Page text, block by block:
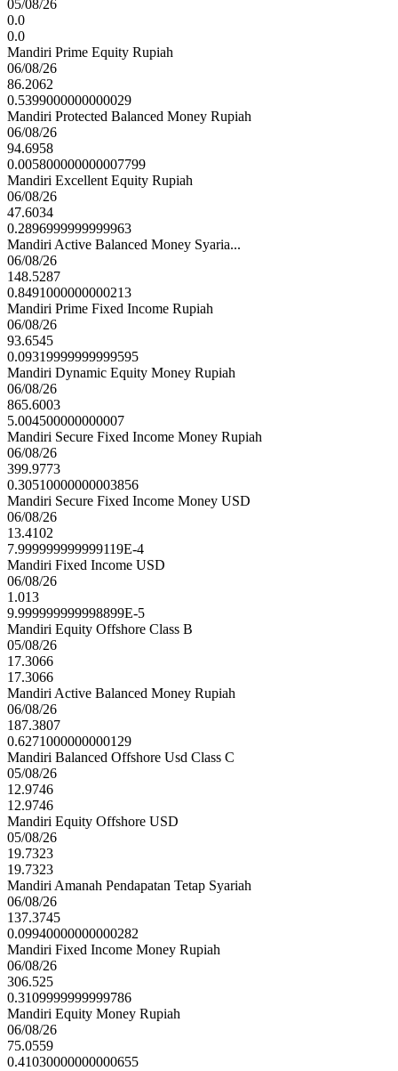
Investortrust
Infobank 25th Insurance Awards - The Excellence
Performace life Insurance Company
Infobank 25th Insurance Awards - The Excellence
Perfomance Life Insurance Company Gross
Infobank
premium IDR 5 Trilion
Infobank
Indonesia Top Digital PR Awards 2024
SWA
- Life Insurance
Indonesia Customer Service Quality Award 2024
Humanesourceonline.net
HR Excellence Awards 2024 - Retention Strategy
7 Most Popular Brand - Keuangan Asuransi Jiwa
05/08/26
0.0
0.0
Mandiri Prime Equity Rupiah
06/08/26
86.2062
0.5399000000000029
Mandiri Protected Balanced Money Rupiah
06/08/26
94.6958
0.005800000000007799
Mandiri Excellent Equity Rupiah
06/08/26
47.6034
0.2896999999999963
Mandiri Active Balanced Money Syaria...
06/08/26
148.5287
0.8491000000000213
Mandiri Prime Fixed Income Rupiah
06/08/26
93.6545
0.09319999999999595
Mandiri Dynamic Equity Money Rupiah
06/08/26
865.6003
5.004500000000007
Mandiri Secure Fixed Income Money Rupiah
06/08/26
399.9773
0.30510000000003856
Mandiri Secure Fixed Income Money USD
06/08/26
13.4102
7.999999999999119E-4
Mandiri Fixed Income USD
06/08/26
1.013
9.999999999998899E-5
Mandiri Equity Offshore Class B
05/08/26
17.3066
17.3066
Mandiri Active Balanced Money Rupiah
06/08/26
187.3807
0.6271000000000129
Mandiri Balanced Offshore Usd Class C
05/08/26
12.9746
12.9746
Mandiri Equity Offshore USD
05/08/26
19.7323
19.7323
Mandiri Amanah Pendapatan Tetap Syariah
06/08/26
137.3745
0.09940000000000282
Mandiri Fixed Income Money Rupiah
06/08/26
306.525
0.3109999999999786
Mandiri Equity Money Rupiah
06/08/26
75.0559
0.41030000000000655